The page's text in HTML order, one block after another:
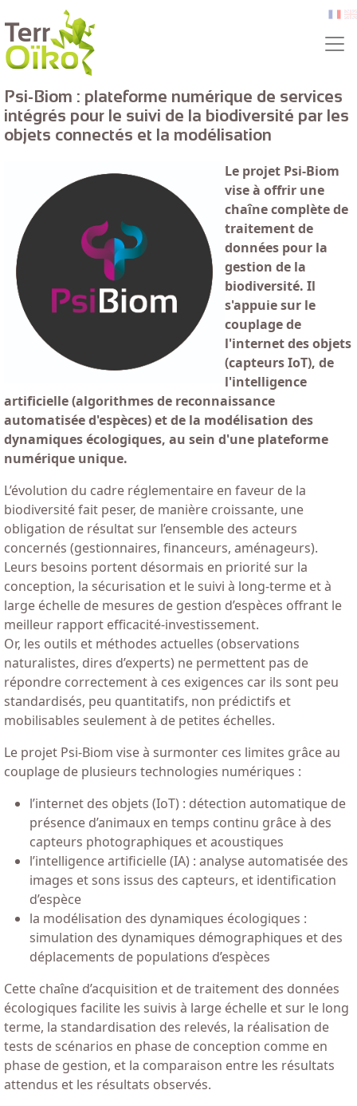
Aller au contenu principal fr
Psi-Biom : plateforme numérique de services
intégrés pour le suivi de la biodiversité par les
objets connectés et la modélisation
Le projet Psi-Biom
vise à offrir une
chaîne complète de
traitement de
données pour la
gestion de la
biodiversité. Il
s'appuie sur le
couplage de
l'internet des objets
(capteurs IoT), de
l'intelligence
artificielle (algorithmes de reconnaissance
automatisée d'espèces) et de la modélisation des
dynamiques écologiques, au sein d'une plateforme
numérique unique.
L’évolution du cadre réglementaire en faveur de la
biodiversité fait peser, de manière croissante, une
obligation de résultat sur l’ensemble des acteurs
concernés (gestionnaires, financeurs, aménageurs).
Leurs besoins portent désormais en priorité sur la
conception, la sécurisation et le suivi à long-terme et à
large échelle de mesures de gestion d’espèces offrant le
meilleur rapport efficacité-investissement.
Or, les outils et méthodes actuelles (observations
naturalistes, dires d’experts) ne permettent pas de
répondre correctement à ces exigences car ils sont peu
standardisés, peu quantitatifs, non prédictifs et
mobilisables seulement à de petites échelles.
Le projet Psi-Biom vise à surmonter ces limites grâce au
couplage de plusieurs technologies numériques :
l’internet des objets (IoT) : détection automatique de
présence d’animaux en temps continu grâce à des
capteurs photographiques et acoustiques
l’intelligence artificielle (IA) : analyse automatisée des
images et sons issus des capteurs, et identification
d’espèce
la modélisation des dynamiques écologiques :
simulation des dynamiques démographiques et des
déplacements de populations d’espèces
Cette chaîne d’acquisition et de traitement des données
écologiques facilite les suivis à large échelle et sur le long
terme, la standardisation des relevés, la réalisation de
tests de scénarios en phase de conception comme en
phase de gestion, et la comparaison entre les résultats
attendus et les résultats observés.